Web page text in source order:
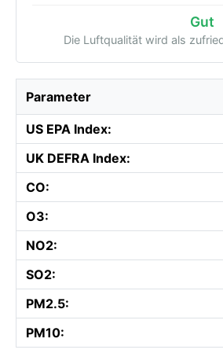
Gut
Die Luftqualität wird als
Parameter
US EPA Index:
UK DEFRA Index:
CO:
O3:
NO2:
SO2:
PM2.5:
PM10: